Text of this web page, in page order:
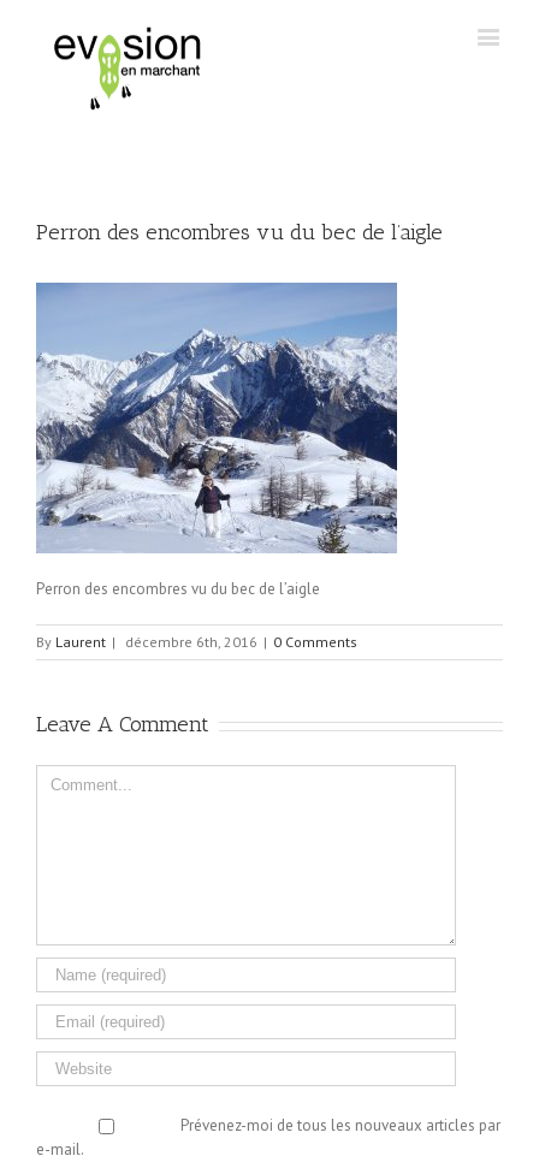
Perron des encombres vu du bec de l’aigle
Perron des encombres vu du bec de l’aigle
By Laurent | décembre 6th, 2016 | 0 Comments
Leave A Comment
Comment
Prévenez-moi de tous les nouveaux articles par
e-mail.